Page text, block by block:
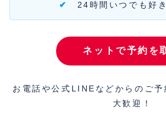
✔ 24時間いつでも好
ネットで予約を
お電話や公式LINEなどからのご予
大歓迎！